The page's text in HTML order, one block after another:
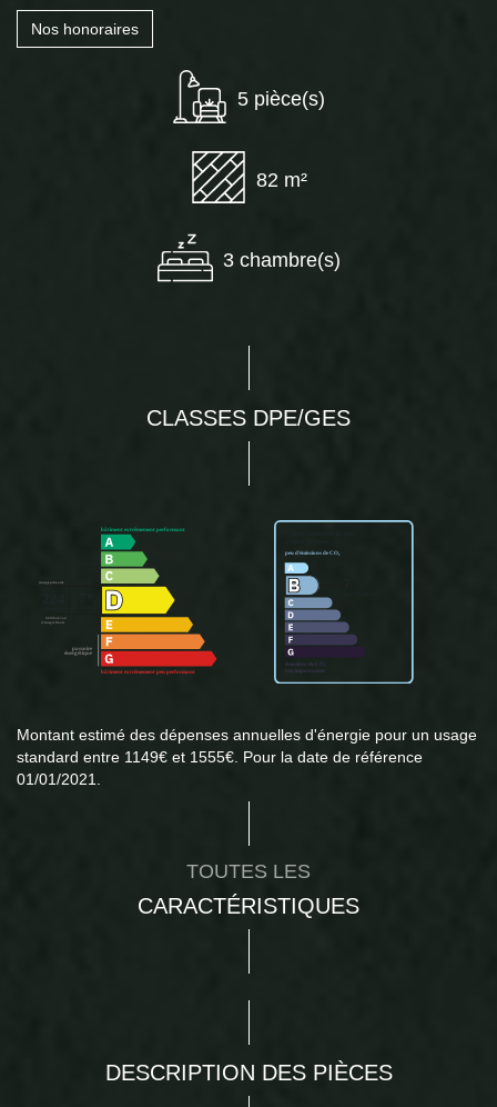
Nos honoraires
5 pièce(s)
82 m²
3 chambre(s)
CLASSES DPE/GES
Montant estimé des dépenses annuelles d'énergie pour un usage
standard entre 1149€ et 1555€. Pour la date de référence
01/01/2021.
TOUTES LES
CARACTÉRISTIQUES
DESCRIPTION DES PIÈCES